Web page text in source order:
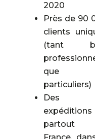
2020
Près de 90
clients
(tant
que
particuliers)
Des
expéditions
partout